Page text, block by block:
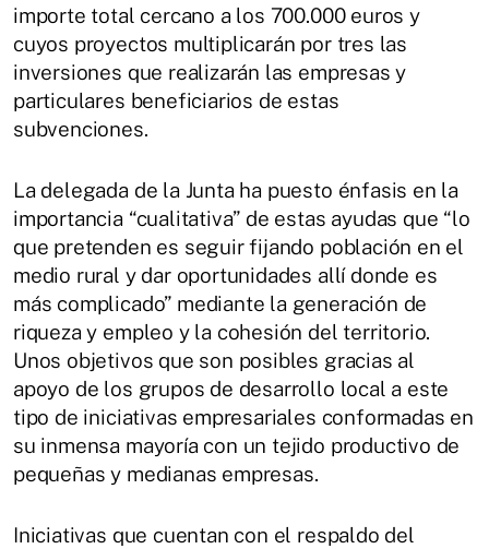
importe total cercano a los 700.000 euros y
cuyos proyectos multiplicarán por tres las
inversiones que realizarán las empresas y
particulares beneficiarios de estas
subvenciones.
La delegada de la Junta ha puesto énfasis en la
importancia “cualitativa” de estas ayudas que “lo
que pretenden es seguir fijando población en el
medio rural y dar oportunidades allí donde es
más complicado” mediante la generación de
riqueza y empleo y la cohesión del territorio.
Unos objetivos que son posibles gracias al
apoyo de los grupos de desarrollo local a este
tipo de iniciativas empresariales conformadas en
su inmensa mayoría con un tejido productivo de
pequeñas y medianas empresas.
Iniciativas que cuentan con el respaldo del